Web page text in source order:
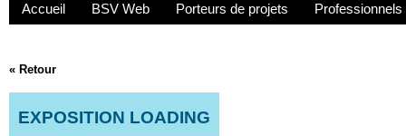
Accueil BSV Web Porteurs de projets
« Retour
EXPOSITION LOADING